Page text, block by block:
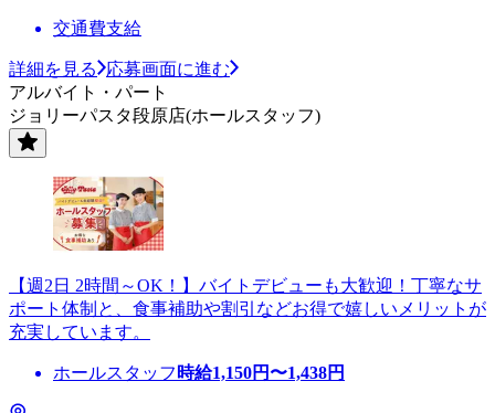
交通費支給
詳細を見る
応募画面に進む
アルバイト・パート
ジョリーパスタ段原店(ホールスタッフ)
【週2日 2時間～OK！】バイトデビューも大歓迎！丁寧なサ
ポート体制と、食事補助や割引などお得で嬉しいメリットが
充実しています。
ホールスタッフ 時給1,150円〜1,438円